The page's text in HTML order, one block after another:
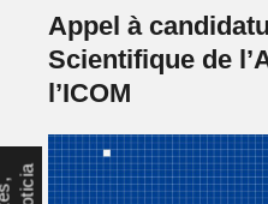
Appel à
Scientifique de
l’ICOM